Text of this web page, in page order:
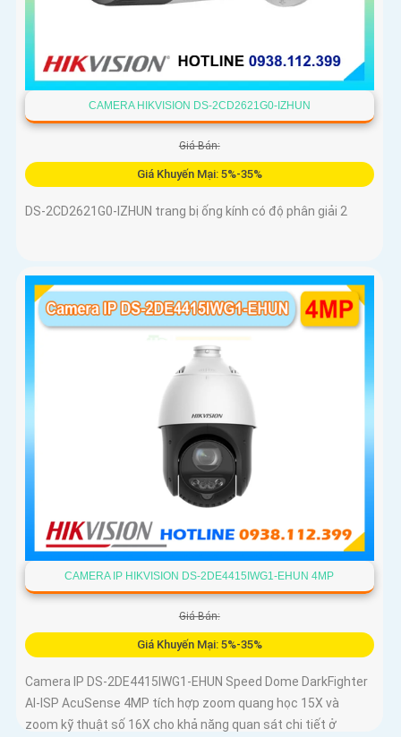
CAMERA HIKVISION DS-2CD2621G0-IZHUN
Giá Bán:
Giá Khuyến Mại: 5%-35%
DS-2CD2621G0-IZHUN trang bị ống kính có độ phân giải 2
CAMERA IP HIKVISION DS-2DE4415IWG1-EHUN 4MP
Giá Bán:
Giá Khuyến Mại: 5%-35%
Camera IP DS-2DE4415IWG1-EHUN Speed Dome DarkFighter
AI-ISP AcuSense 4MP tích hợp zoom quang học 15X và
zoom kỹ thuật số 16X cho khả năng quan sát chi tiết ở